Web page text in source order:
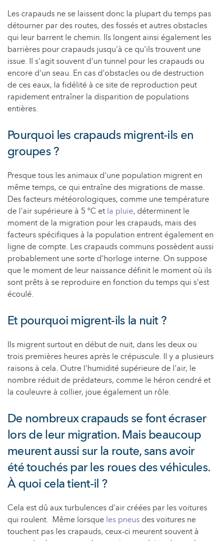
Les crapauds ne se laissent donc la plupart du temps pas
détourner par des routes, des fossés et autres obstacles
qui leur barrent le chemin. Ils longent ainsi également les
barrières pour crapauds jusqu'à ce qu'ils trouvent une
issue. Il s'agit souvent d'un tunnel pour les crapauds ou
encore d'un seau. En cas d'obstacles ou de destruction
de ces eaux, la fidélité à ce site de reproduction peut
rapidement entraîner la disparition de populations
entières.
Pourquoi les crapauds migrent-ils en
groupes ?
Presque tous les animaux d'une population migrent en
même temps, ce qui entraîne des migrations de masse.
Des facteurs météorologiques, comme une température
de l'air supérieure à 5 °C et la pluie, déterminent le
moment de la migration pour les crapauds, mais des
facteurs spécifiques à la population entrent également en
ligne de compte. Les crapauds communs possèdent aussi
probablement une sorte d'horloge interne. On suppose
que le moment de leur naissance définit le moment où ils
sont prêts à se reproduire en fonction du temps qui s'est
écoulé.
Et pourquoi migrent-ils la nuit ?
Ils migrent surtout en début de nuit, dans les deux ou
trois premières heures après le crépuscule. Il y a plusieurs
raisons à cela. Outre l'humidité supérieure de l'air, le
nombre réduit de prédateurs, comme le héron cendré et
la couleuvre à collier, joue également un rôle.
De nombreux crapauds se font écraser
lors de leur migration. Mais beaucoup
meurent aussi sur la route, sans avoir
été touchés par les roues des véhicules.
À quoi cela tient-il ?
Cela est dû aux turbulences d'air créées par les voitures
qui roulent. Même lorsque les pneus des voitures ne
touchent pas les crapauds, ceux-ci meurent souvent à